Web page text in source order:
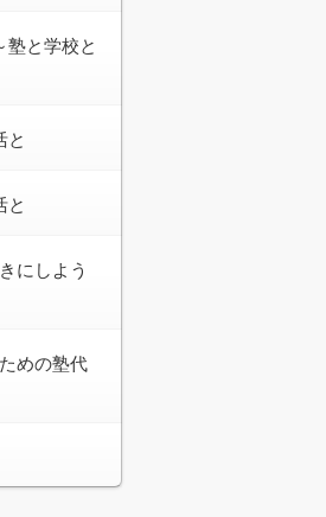
塾と学校と
と
と
にしよう
めの塾代